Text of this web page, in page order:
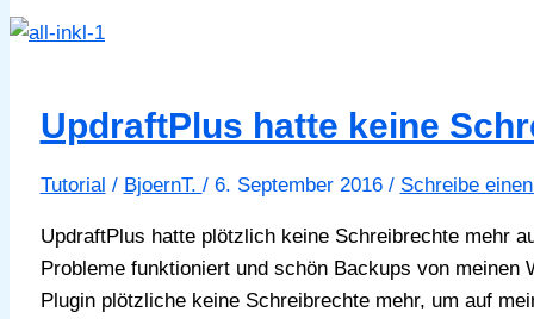
UpdraftPlus hatte keine
Tutorial / BjoernT. / 6. September 2016 / Schreibe
UpdraftPlus hatte plötzlich keine Schreibrechte mehr
Probleme funktioniert und schön Backups von
Plugin plötzliche keine Schreibrechte mehr, um auf